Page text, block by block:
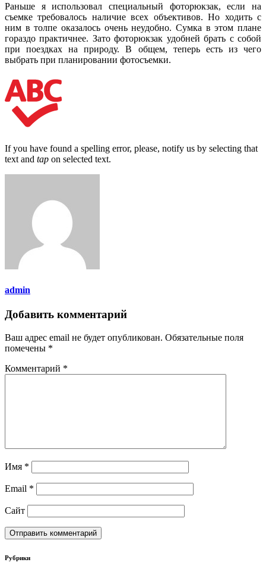
Раньше я использовал специальный фоторюкзак, если на
съемке требовалось наличие всех объективов. Но ходить с
ним в толпе оказалось очень неудобно. Сумка в этом плане
гораздо практичнее. Зато фоторюкзак удобней брать с собой
при поездках на природу. В общем, теперь есть из чего
выбрать при планировании фотосъемки.
If you have found a spelling error, please, notify us by selecting that
text and tap on selected text.
admin
Добавить комментарий
Ваш адрес email не будет опубликован. Обязательные поля
помечены *
Комментарий *
Имя *
Email *
Сайт
Рубрики